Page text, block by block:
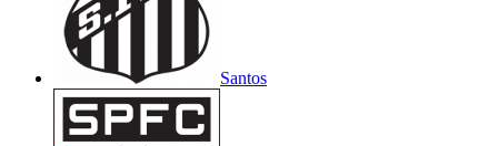
Santos